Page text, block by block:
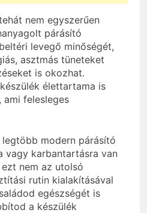
nem egyszerűen
párásító
levegő minőségét,
asztmás tüneteket
is okozhat.
élettartama is
ami felesleges
modern párásító
vagy karbantartásra van
nem az utolsó
rutin kialakításával
egészségét is
a készülék